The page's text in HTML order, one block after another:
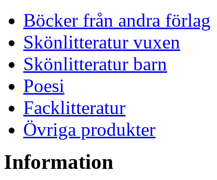
Böcker från andra förlag
Skönlitteratur vuxen
Skönlitteratur barn
Poesi
Facklitteratur
Övriga produkter
Information